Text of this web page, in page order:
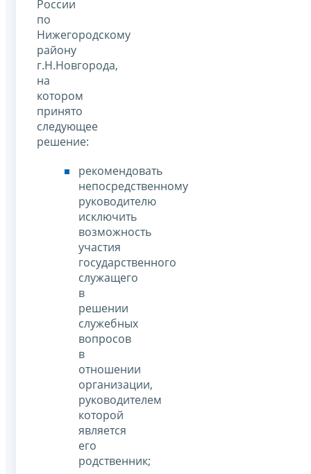
России
по
Нижегородскому
району
г.Н.Новгорода,
на
котором
принято
следующее
решение:
рекомендовать
непосредственному
руководителю
исключить
возможность
участия
государственного
служащего
в
решении
служебных
вопросов
в
отношении
организации,
руководителем
которой
является
его
родственник;